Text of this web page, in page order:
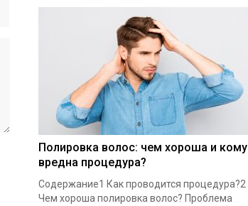
Полировка волос: чем хороша и кому
вредна процедура?
Содержание1 Как проводится процедура?2
Чем хороша полировка волос? Проблема